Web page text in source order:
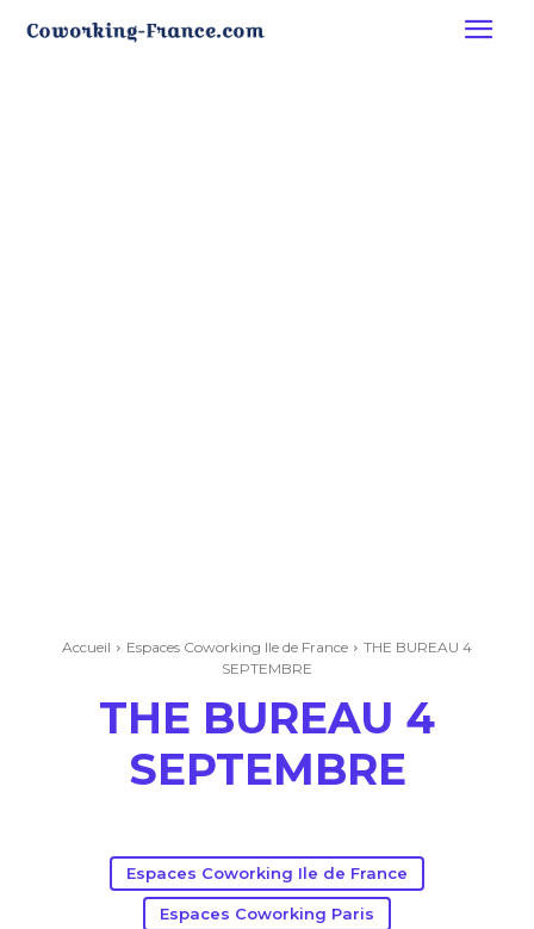
Accueil Espaces Coworking Ile de France
THE BUREAU 4
SEPTEMBRE
THE BUREAU 4
SEPTEMBRE
Espaces Coworking Ile de France
Espaces Coworking Paris